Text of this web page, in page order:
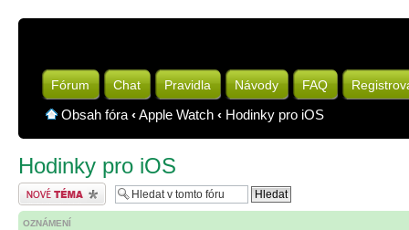
Fórum Chat Pravidla Návody FAQ
Obsah fóra ‹Apple Watch ‹ Hodinky pro iOS
Hodinky pro iOS
Odeslat nové téma
OZNÁMENÍ